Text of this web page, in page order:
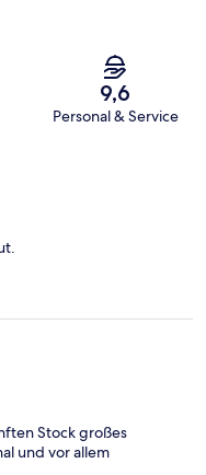
9,6
Personal & Service
Stock großes
und vor allem